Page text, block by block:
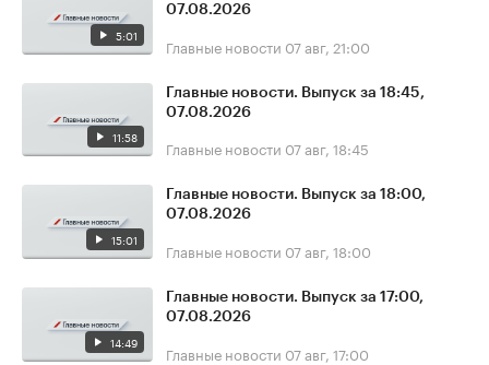
5:01
07.08.2026
Главные новости 07 авг, 21:00
11:58
Главные новости. Выпуск за 18:45,
07.08.2026
Главные новости 07 авг, 18:45
15:01
Главные новости. Выпуск за 18:00,
07.08.2026
Главные новости 07 авг, 18:00
14:49
Главные новости. Выпуск за 17:00,
07.08.2026
Главные новости 07 авг, 17:00